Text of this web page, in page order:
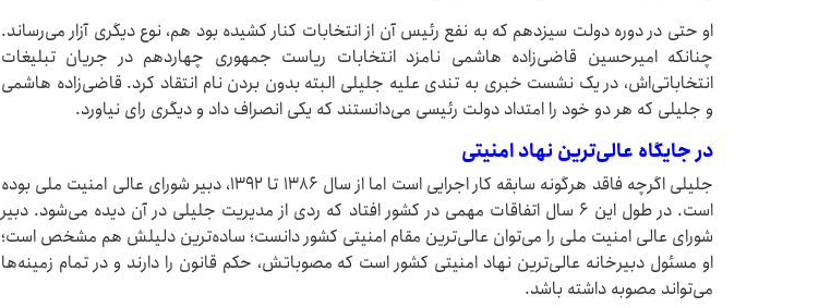
او حتی در دوره دولت سیزدهم که به نفع رئیس آن از انتخابات کنار کشیده بود هم، نوع دیگری آزار می‌رساند.
چنانکه امیرحسین قاضی‌زاده هاشمی نامزد انتخابات ریاست جمهوری چهاردهم در جریان تبلیغات
انتخاباتی‌اش، در یک نشست خبری به تندی علیه جلیلی البته بدون بردن نام انتقاد کرد. قاضی‌زاده هاشمی
و جلیلی که هر دو خود را امتداد دولت رئیسی می‌دانستند که یکی انصراف داد و دیگری رای نیاورد.
در جایگاه عالی‌ترین نهاد امنیتی
جلیلی اگرچه فاقد هرگونه سابقه کار اجرایی است اما از سال ۱۳۸۶ تا ۱۳۹۲، دبیر شورای عالی امنیت ملی بوده
است. در طول این ۶ سال اتفاقات مهمی در کشور افتاد که ردی از مدیریت جلیلی در آن دیده می‌شود. دبیر
شورای عالی امنیت ملی را می‌توان عالی‌ترین مقام امنیتی کشور دانست؛ ساده‌ترین دلیلش هم مشخص است؛
او مسئول دبیرخانه عالی‌ترین نهاد امنیتی کشور است که مصوباتش، حکم قانون را دارند و در تمام زمینه‌ها
می‌تواند مصوبه داشته باشد.